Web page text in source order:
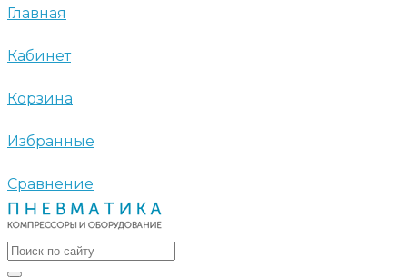
Главная
Кабинет
Корзина
Избранные
Сравнение